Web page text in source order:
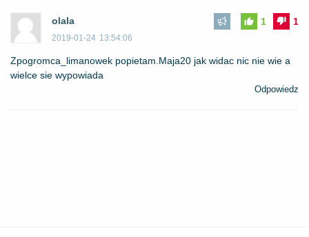
olala
2019-01-24 13:54:06
1
1
Zpogromca_limanowek popietam.Maja20 jak widac nic nie wie a
wielce sie wypowiada
Odpowiedz